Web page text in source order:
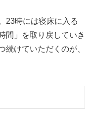
23時には寝床に入る
間」を取り戻していき
続けていただくのが、